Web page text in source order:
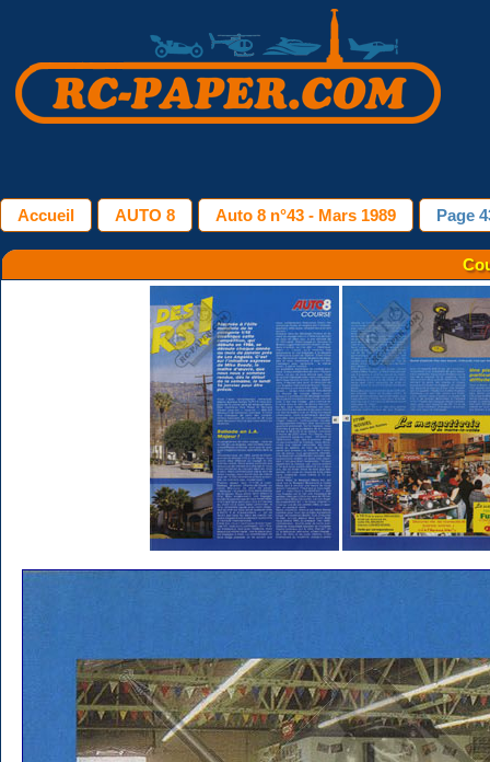
Accueil AUTO 8 Auto 8 n°43 - Mars 1989 Page